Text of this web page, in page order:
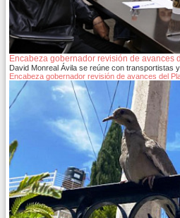
Encabeza gobernador revisión de avances
David Monreal Ávila se reúne con transportistas
Encabeza gobernador revisión de avances del